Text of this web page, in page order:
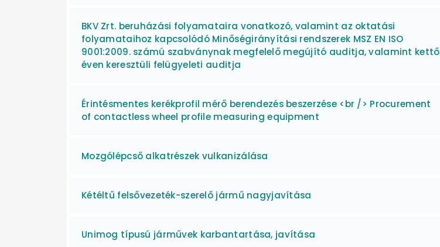
BKV Zrt. beruházási folyamataira vonatkozó, valamint az oktatási
folyamataihoz kapcsolódó Minőségirányítási rendszerek MSZ EN ISO
9001:2009. számú szabványnak megfelelő megújító auditja, valamint kettő
éven keresztüli felügyeleti auditja
Érintésmentes kerékprofil mérő berendezés beszerzése <br /> Procurement
of contactless wheel profile measuring equipment
Mozgólépcső alkatrészek vulkanizálása
Kétéltű felsővezeték-szerelő jármű nagyjavítása
Unimog típusú járművek karbantartása, javítása